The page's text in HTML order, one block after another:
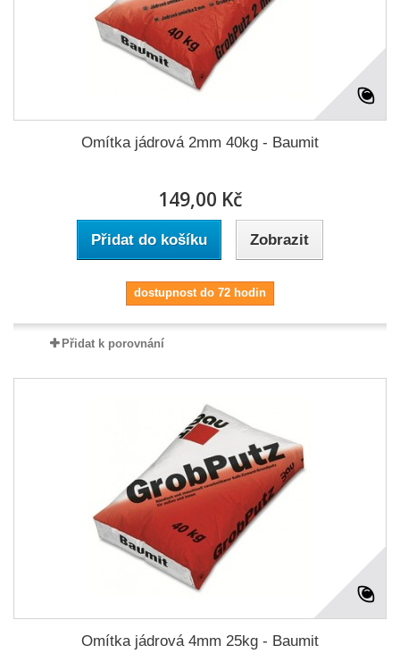
Omítka jádrová 2mm 40kg - Baumit
149,00 Kč
Přidat do košíku Zobrazit
dostupnost do 72 hodin
Přidat k porovnání
Omítka jádrová 4mm 25kg - Baumit